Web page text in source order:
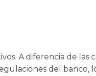
A diferencia de las
del banco,